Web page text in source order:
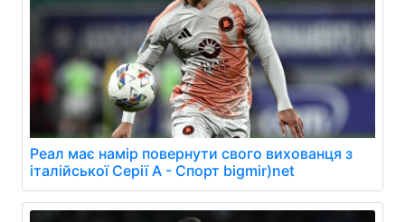
Реал має намір повернути свого вихованця з
італійської Серії А - Спорт bigmir)net